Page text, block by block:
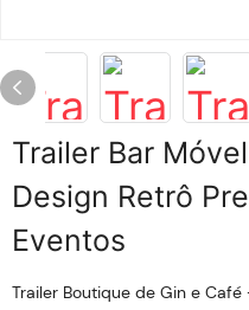
Trailer Bar
Design Retrô
Eventos
Trailer Boutique de Gin e